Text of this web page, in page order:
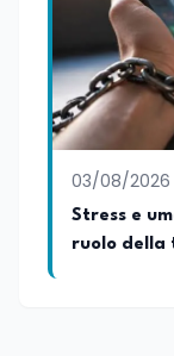
03/08/2026
Stress e
ruolo della